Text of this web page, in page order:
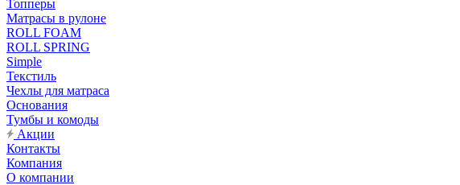
Топперы
Матрасы в рулоне
ROLL FOAM
ROLL SPRING
Simple
Текстиль
Чехлы для матраса
Основания
Тумбы и комоды
Акции
Контакты
Компания
О компании